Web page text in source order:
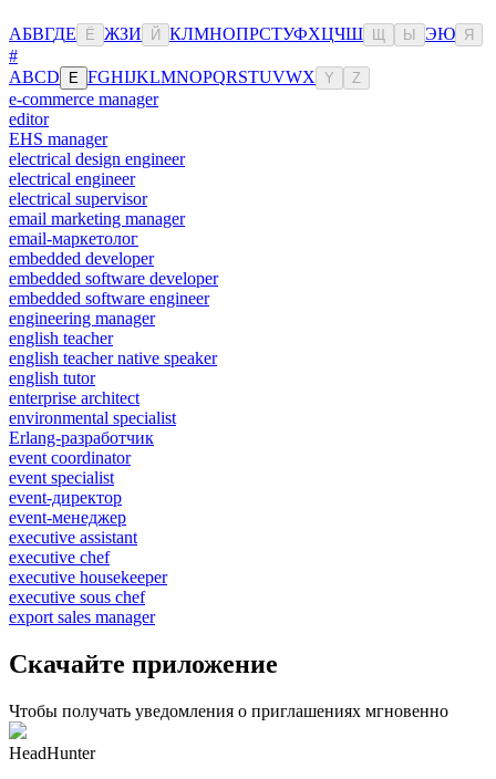
АБВГДЕ Ё ЖЗИ Й КЛМНОПРСТУФХЦЧШ Ы ЭЮ Я
#
ABCD E FGHIJKLMNOPQRSTUVWX Y Z
e-commerce manager
editor
EHS manager
electrical design engineer
electrical engineer
electrical supervisor
email marketing manager
email-маркетолог
embedded developer
embedded software developer
embedded software engineer
engineering manager
english teacher
english teacher native speaker
english tutor
enterprise architect
environmental specialist
Erlang-разработчик
event coordinator
event specialist
event-директор
event-менеджер
executive assistant
executive chef
executive housekeeper
executive sous chef
export sales manager
Скачайте приложение
Чтобы получать уведомления о приглашениях мгновенно
HeadHunter